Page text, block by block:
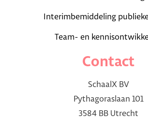
Interimbemiddeling
Team- en
Contact
SchaalX BV
Pythagoraslaan 101
3584 BB Utrecht